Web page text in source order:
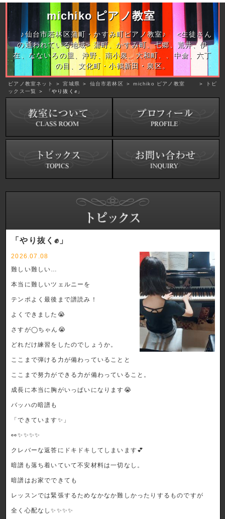
michiko ピアノ教室
♪仙台市若林区蒲町・かすみ町ピアノ教室♪ <生徒さん
の通われている地域> 蒲町、かすみ町、七郷、荒井、伊
在、なないろの里、沖野、南小泉、大和町、、中倉、六丁
の目、文化町・小鶴新田・泉区。
ピアノ教室ネット ＞宮城県 ＞ 仙台市若林区 ＞michiko ピアノ教室 ＞
トピ
ックス一覧
＞ 「やり抜く✊」
「やり抜く✊」
2026.07.08
難しい難しい…
本当に難しいツェルニーを
テンポよく最後まで譜読み！
よくできました😭
さすが◯ちゃん😭
どれだけ練習をしたのでしょうか。
ここまで弾ける力が備わっていることと
ここまで努力ができる力が備わっていること。
成長に本当に胸がいっぱいになります😭
バッハの暗譜も
「できています✨」
👀✨✨✨✨
クレバーな返答にドキドキしてしまいます💕
暗譜も落ち着いていて不安材料は一切なし。
暗譜はお家でできても
レッスンでは緊張するためなかなか難しかったりするものですが
全く心配なし✨✨✨✨